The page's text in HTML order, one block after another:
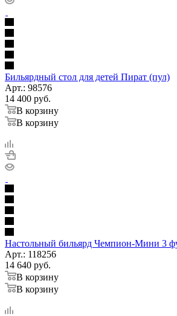
Бильярдный стол для детей Пират (пул)
Арт.: 98576
14 400 руб.
В корзину
В корзину
Настольный бильярд Чемпион-Мини 3
Арт.: 118256
14 640 руб.
В корзину
В корзину